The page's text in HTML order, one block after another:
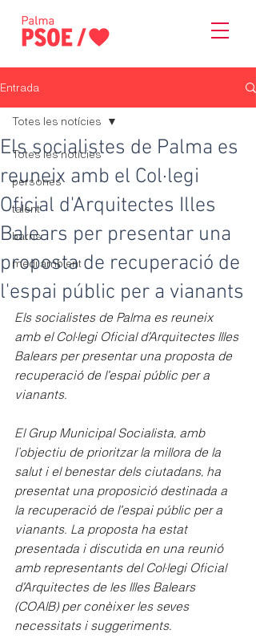
Entrada
Totes les notícies
persones
talent
barris
medi ambient
Totes les notícies
Els socialistes de Palma es
reuneix amb el Col·legi
Oficial d'Arquitectes Illes
Balears per presentar una
proposta de recuperació de
l'espai públic per a vianants
Els socialistes de Palma es reuneix
amb el Col·legi Oficial d'Arquitectes Illes
Balears per presentar una proposta de
recuperació de l'espai públic per a
vianants.
El Grup Municipal Socialista, amb
l’objectiu de prioritzar la millora de la
salut i el benestar dels ciutadans, ha
presentat una proposició destinada a
la recuperació de l'espai públic per a
vianants. La proposta ha estat
presentada i discutida en una reunió
amb representants del Col·legi Oficial
d'Arquitectes de les Illes Balears
(COAIB) per conèixer les seves
necessitats i suggeriments.